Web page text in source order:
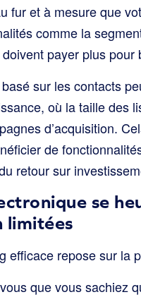
fur et à mesure que
comme la
payer plus
sur les contacts
où la taille des
d’acquisition.
de
retour sur
se
limitées
efficace repose sur la
que vous sachiez